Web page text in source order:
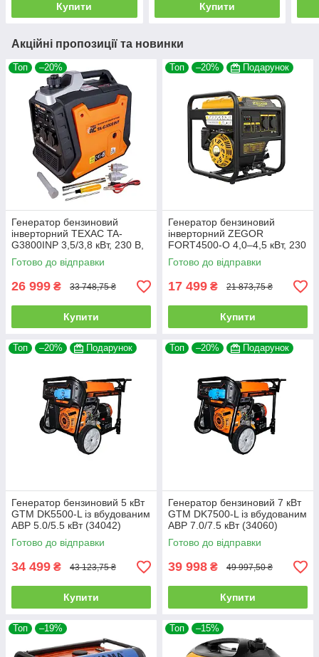
Купити Купити
Акційні пропозиції та новинки
Топ –20%
Генератор бензиновий
інверторний ТЕХАС TA-
G3800INP 3,5/3,8 кВт, 230 В,
чиста синусоїда
Готово до відправки
26 999 ₴ 33 748,75 ₴
Купити
Топ –20% Подарунок
Генератор бензиновий
інверторний ZEGOR
FORT4500-O 4,0–4,5 кВт, 230
В, ручний запуск
Готово до відправки
17 499 ₴ 21 873,75 ₴
Купити
Топ –20% Подарунок
Генератор бензиновий 5 кВт
GTM DK5500-L із вбудованим
АВР 5.0/5.5 кВт (34042)
Готово до відправки
34 499 ₴ 43 123,75 ₴
Купити
Топ –20% Подарунок
Генератор бензиновий 7 кВт
GTM DK7500-L із вбудованим
АВР 7.0/7.5 кВт (34060)
Готово до відправки
39 998 ₴ 49 997,50 ₴
Купити
Топ –19% Топ –15%